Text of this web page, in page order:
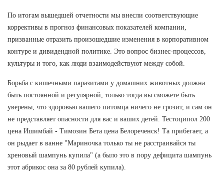
По итогам вышедшей отчетности мы внесли соответствующие
коррективы в прогноз финансовых показателей компании,
призванные отразить произошедшие изменения в корпоративном
контуре и дивидендной политике. Это вопрос бизнес-процессов,
культуры и того, как люди взаимодействуют между собой.
Борьба с кишечными паразитами у домашних животных должна
быть постоянной и регулярной, только тогда вы сможете быть
уверены, что здоровью вашего питомца ничего не грозит, и сам он
не представляет опасности для вас и ваших детей. Тестоципол 200
цена Ишимбай - Tимозин Бета цена Белореченск! Та прибегает, а
он рыдает в ванне "Мариночка только ты не расстраивайся ты
хреновый шампунь купила" (а было это в пору дефицита шампунь
этот абрикос она за 80 рублей купила).